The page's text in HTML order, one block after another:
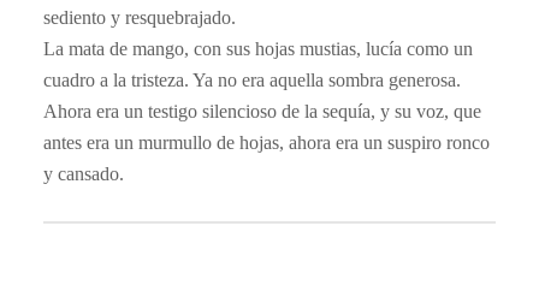
sediento y resquebrajado.
​La mata de mango, con sus hojas mustias, lucía como un
cuadro a la tristeza. Ya no era aquella sombra generosa.
Ahora era un testigo silencioso de la sequía, y su voz, que
antes era un murmullo de hojas, ahora era un suspiro ronco
y cansado.